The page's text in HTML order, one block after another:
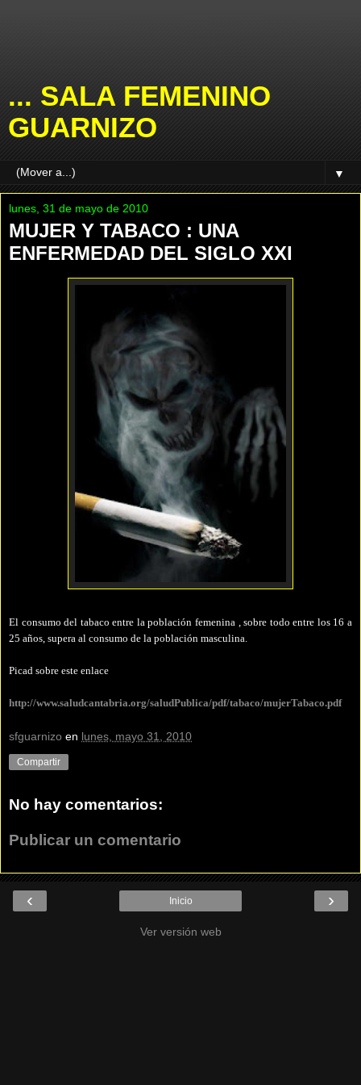
... SALA FEMENINO
GUARNIZO
▼
lunes, 31 de mayo de 2010
MUJER Y TABACO : UNA
ENFERMEDAD DEL SIGLO XXI
El consumo del tabaco entre la población femenina , sobre todo entre los 16 a
25 años, supera al consumo de la población masculina.
Picad sobre este enlace
http://www.saludcantabria.org/saludPublica/pdf/tabaco/mujerTabaco.pdf
sfguarnizo en lunes, mayo 31, 2010
Compartir
No hay comentarios:
Publicar un comentario
‹ ›
Inicio
Ver versión web